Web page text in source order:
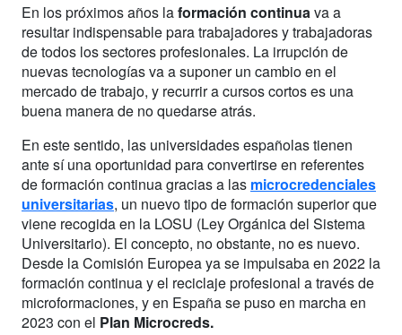
En los próximos años laformación continua va a
resultar indispensable para trabajadores y trabajadoras
de todos los sectores profesionales. La irrupción de
nuevas tecnologías va a suponer un cambio en el
mercado de trabajo, y recurrir a cursos cortos es una
buena manera de no quedarse atrás.
En este sentido, las universidades españolas tienen
ante sí una oportunidad para convertirse en referentes
de formación continua gracias a las microcredenciales
universitarias, un nuevo tipo de formación superior que
viene recogida en la LOSU (Ley Orgánica del Sistema
Universitario). El concepto, no obstante, no es nuevo.
Desde la Comisión Europea ya se impulsaba en 2022 la
formación continua y el reciclaje profesional a través de
microformaciones, y en España se puso en marcha en
2023 con el Plan Microcreds.